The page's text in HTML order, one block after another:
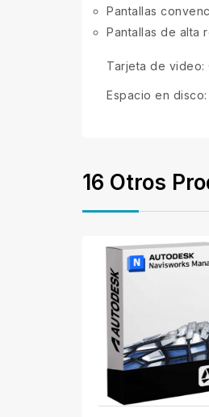
Pantallas
Pantallas de alta
Tarjeta de video:
Espacio en disco:
16 Otros